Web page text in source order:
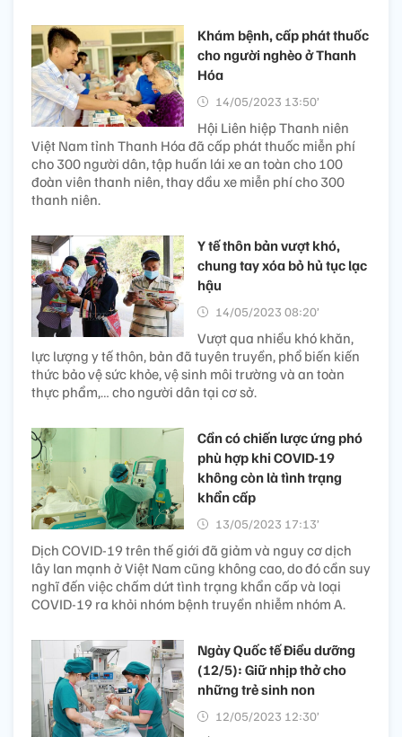
Khám bệnh, cấp phát thuốc
cho người nghèo ở Thanh
Hóa
14/05/2023 13:50’
Hội Liên hiệp Thanh niên
Việt Nam tỉnh Thanh Hóa đã cấp phát thuốc miễn phí
cho 300 người dân, tập huấn lái xe an toàn cho 100
đoàn viên thanh niên, thay dầu xe miễn phí cho 300
thanh niên.
Y tế thôn bản vượt khó,
chung tay xóa bỏ hủ tục lạc
hậu
14/05/2023 08:20’
Vượt qua nhiều khó khăn,
lực lượng y tế thôn, bản đã tuyên truyền, phổ biến kiến
thức bảo vệ sức khỏe, vệ sinh môi trường và an toàn
thực phẩm,… cho người dân tại cơ sở.
Cần có chiến lược ứng phó
phù hợp khi COVID-19
không còn là tình trạng
khẩn cấp
13/05/2023 17:13’
Dịch COVID-19 trên thế giới đã giảm và nguy cơ dịch
lây lan mạnh ở Việt Nam cũng không cao, do đó cần suy
nghĩ đến việc chấm dứt tình trạng khẩn cấp và loại
COVID-19 ra khỏi nhóm bệnh truyền nhiễm nhóm A.
Ngày Quốc tế Điều dưỡng
(12/5): Giữ nhịp thở cho
những trẻ sinh non
12/05/2023 12:30’